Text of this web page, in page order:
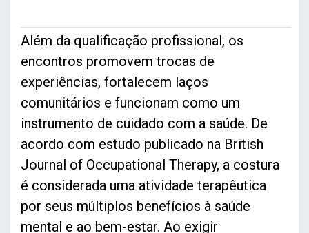
Além da qualificação profissional, os
encontros promovem trocas de
experiências, fortalecem laços
comunitários e funcionam como um
instrumento de cuidado com a saúde. De
acordo com estudo publicado na British
Journal of Occupational Therapy, a costura
é considerada uma atividade terapêutica
por seus múltiplos benefícios à saúde
mental e ao bem-estar. Ao exigir